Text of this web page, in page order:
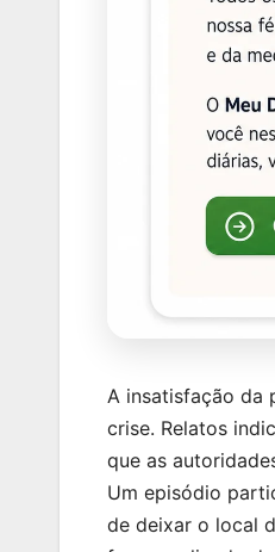
A insatisfação da
crise. Relatos
que as
Um episódio
de deixar o local